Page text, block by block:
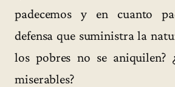
padecemos y en cuanto
defensa que suministra la
los pobres no se aniquilen?
miserables?